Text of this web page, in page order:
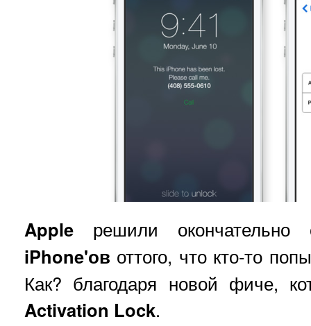
Apple решили окончательно
iPhone'ов оттого, что кто-то
Как? благодаря новой фиче,
Activation Lock.